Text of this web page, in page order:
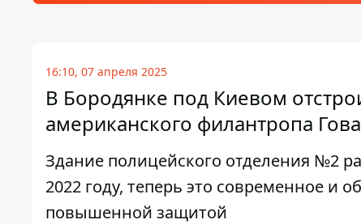
16:10, 07 апреля 2025
В Бородянке под Киевом
американского филантропа
Здание полицейского отделения №2
2022 году, теперь это современное и
повышенной защитой